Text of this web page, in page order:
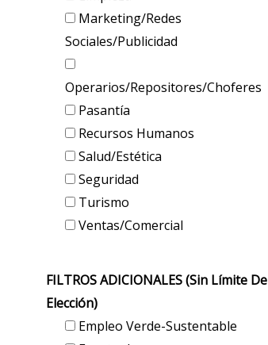
Marketing/Redes
Sociales/Publicidad
Operarios/Repositores/Choferes
Pasantía
Recursos Humanos
Salud/Estética
Seguridad
Turismo
Ventas/Comercial
FILTROS ADICIONALES (sin Límite De
Elección)
Empleo Verde-Sustentable